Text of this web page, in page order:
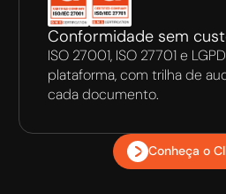
Conformidade sem
ISO 27001, ISO 27701 e
plataforma, com trilha de
cada documento.
Conheça o